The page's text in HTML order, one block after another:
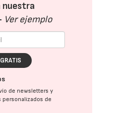
nuestra
Ver ejemplo
de newsletters y
personalizados de